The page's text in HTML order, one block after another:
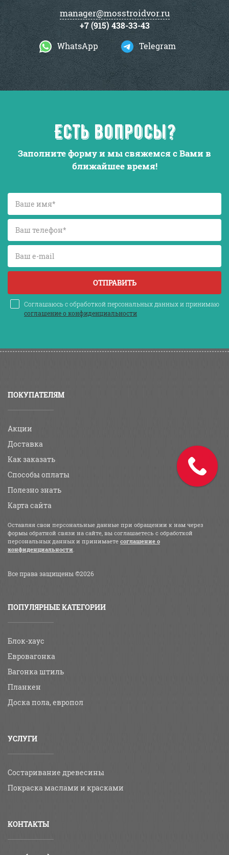
manager@mosstroidvor.ru
+7 (915) 438-33-43
WhatsApp
Telegram
Есть вопросы?
Заполните форму и мы свяжемся с Вами в
ближайшее время!
ОТПРАВИТЬ
Соглашаюсь с обработкой персональных данных и принимаю
соглашение о конфиденциальности
ПОКУПАТЕЛЯМ
Акции
Доставка
Как заказать
Способы оплаты
Полезно знать
Карта сайта
Оставляя свои персональные данные при обращении к нам через
формы обратной связи на сайте, вы соглашаетесь с обработкой
персональных данных и принимаете соглашение о
конфиденциальности.
Все права защищены ©2026
ПОПУЛЯРНЫЕ КАТЕГОРИИ
Блок-хаус
Евровагонка
Вагонка штиль
Планкен
Доска пола, европол
УСЛУГИ
Состаривание древесины
Покраска маслами и красками
КОНТАКТЫ